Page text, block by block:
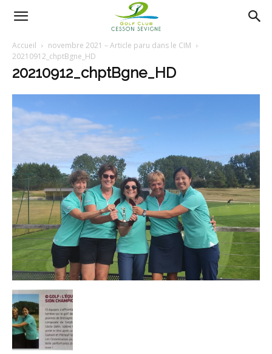
Golf
Cesson
Sevigné
Accueil
novembre 2021 – Article paru dans le CIM
20210912_chptBgne_HD
20210912_chptBgne_HD